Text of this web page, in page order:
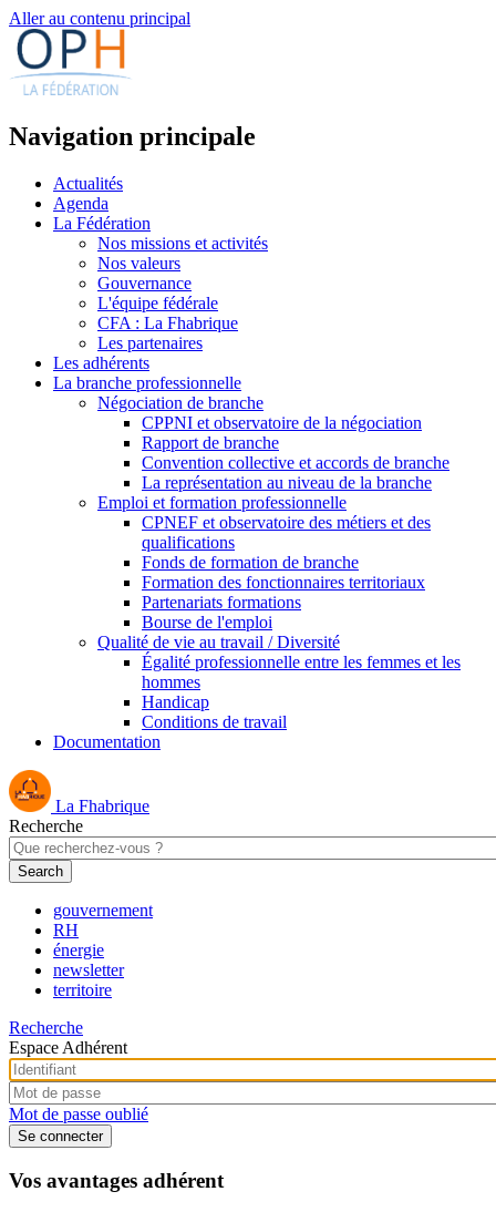
Aller au contenu principal
Navigation principale
Actualités
Agenda
La Fédération
Nos missions et activités
Nos valeurs
Gouvernance
L'équipe fédérale
CFA : La Fhabrique
Les partenaires
Les adhérents
La branche professionnelle
Négociation de branche
CPPNI et observatoire de la négociation
Rapport de branche
Convention collective et accords de branche
La représentation au niveau de la branche
Emploi et formation professionnelle
CPNEF et observatoire des métiers et des
qualifications
Fonds de formation de branche
Formation des fonctionnaires territoriaux
Partenariats formations
Bourse de l'emploi
Qualité de vie au travail / Diversité
Égalité professionnelle entre les femmes et les
hommes
Handicap
Conditions de travail
Documentation
La Fhabrique
Recherche
gouvernement
RH
énergie
newsletter
territoire
Recherche
Espace Adhérent
Mot de passe oublié
Vos avantages adhérent